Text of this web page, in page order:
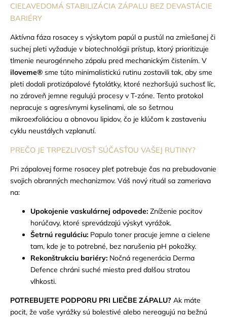
CIEĽAVEDOMÁ STABILIZÁCIA ZÁPALU BEZ DEVASTÁCIE
BARIÉRY
Aktívna fáza rosacey s výskytom papúl a pustúl na zmiešanej či
suchej pleti vyžaduje v biotechnológii prístup, ktorý prioritizuje
tlmenie neurogénneho zápalu pred mechanickým čistením. V
iloveme® sme túto minimalistickú rutinu zostavili tak, aby sme
pleti dodali protizápalové fytolátky, ktoré nezhoršujú suchosť líc,
no zároveň jemne regulujú procesy v T-zóne. Tento protokol
nepracuje s agresívnymi kyselinami, ale so šetrnou
mikroexfoliáciou a obnovou lipidov, čo je kľúčom k zastaveniu
cyklu neustálych vzplanutí.
PREČO JE TRPEZLIVOSŤ SÚČASŤOU VAŠEJ RUTINY?
Pri zápalovej forme rosacey pleť potrebuje čas na prebudovanie
svojich obranných mechanizmov. Váš nový rituál sa zameriava
na:
Upokojenie vaskulárnej odpovede: Zníženie pocitov
horúčavy, ktoré sprevádzajú výskyt vyrážok.
Šetrnú reguláciu: Papulo toner pracuje jemne a cielene
tam, kde je to potrebné, bez narušenia pH pokožky.
Rekonštrukciu bariéry: Nočná regenerácia Derma
Defence chráni suché miesta pred ďalšou stratou
vlhkosti.
POTREBUJETE PODPORU PRI LIEČBE ZÁPALU? Ak máte
pocit, že vaše vyrážky sú bolestivé alebo nereagujú na bežnú